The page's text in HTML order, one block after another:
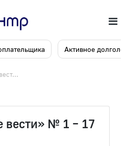
Активное
вести» № 1 – 17